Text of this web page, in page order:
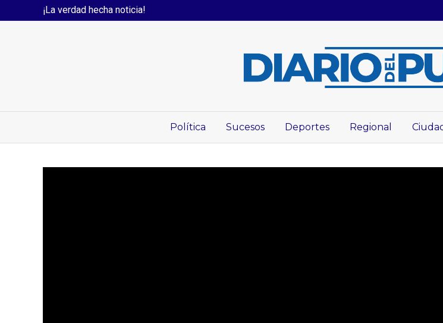
¡La verdad hecha noticia!
Política Sucesos Deportes Regional